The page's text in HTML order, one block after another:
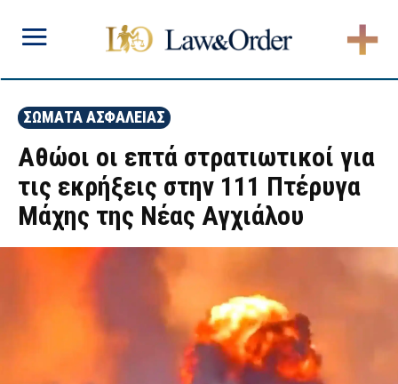
ΣΩΜΑΤΑ ΑΣΦΑΛΕΙΑΣ
Αθώοι οι επτά στρατιωτικοί για
τις εκρήξεις στην 111 Πτέρυγα
Μάχης της Νέας Αγχιάλου